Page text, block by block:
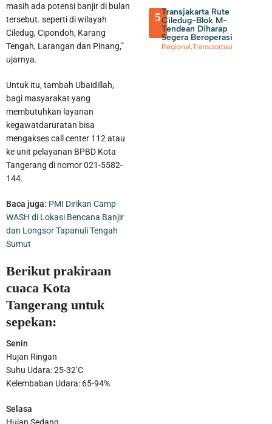
Perumda TB Beri Kado Kemerdekaan Potongan Harga
Pemasangan Sambungan Air Bersih Hingga 8I Persen
masih ada potensi banjir di bulan
tersebut. seperti di wilayah
Ciledug, Cipondoh, Karang
Tengah, Larangan dan Pinang,”
ujarnya.
Untuk itu, tambah Ubaidillah,
bagi masyarakat yang
membutuhkan layanan
kegawatdaruratan bisa
mengakses call center 112 atau
ke unit pelayanan BPBD Kota
Tangerang di nomor 021-5582-
144.
Baca juga: PMI Dirikan Camp
WASH di Lokasi Bencana Banjir
dan Longsor Tapanuli Tengah
Sumut
Berikut prakiraan
cuaca Kota
Tangerang untuk
sepekan:
Senin
Hujan Ringan
Suhu Udara: 25-32’C
Kelembaban Udara: 65-94%
Selasa
Hujan Sedang
5Transjakarta Rute
Ciledug-Blok M-
Tendean Diharap
Segera Beroperasi
Regional,Transportasi